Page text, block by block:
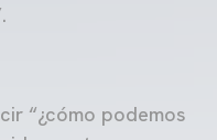
“¿cómo podemos